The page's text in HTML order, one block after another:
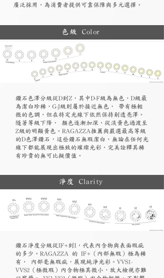
廣泛採用，為消費者提供可靠保障與多元選擇。
色級 Color
鑽石色澤分級從D到Z，其中D-F級為無色，D級最
為潔白珍稀，G-J級則屬於接近無色， 帶有極輕
微的色調，但在特定光線下依然保持剔透亮澤。
隨著等級下降， 顏色逐漸加深，從淡黃色過渡至
Z級的明顯黃色。RAGAZZA推薦與嚴選最高等級
的D色澤鑽石，這些鑽石無瑕潔白，無論在任何光
線下都能展現出極致的璀璨光彩，完美詮釋其稀
有珍貴的無可比擬價值。
淨度 Clarity
鑽石淨度分級從IF+到I，代表內含物與表面瑕疵
的多少。RAGAZZA 的 IF+（內部無瑕）極為稀
有， 內部毫無瑕疵，展現純淨光彩。VVS1-
VVS2（極微瑕）內含物極其微小，放大檢視亦難